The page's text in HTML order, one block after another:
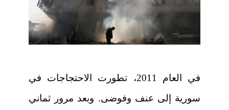
في العام 2011، تطورت الاحتجاجات في
سورية إلى عنف وفوضى. وبعد مرور ثماني